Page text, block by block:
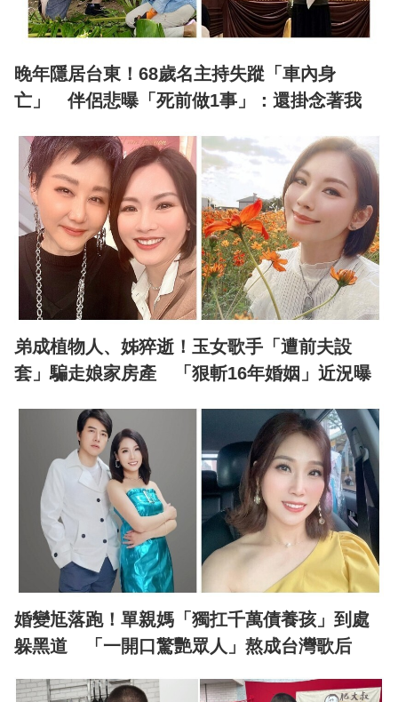
晚年隱居台東！68歲名主持失蹤「車內身
亡」 伴侶悲曝「死前做1事」：還掛念著我
弟成植物人、姊猝逝！玉女歌手「遭前夫設
套」騙走娘家房產 「狠斬16年婚姻」近況曝
婚變尪落跑！單親媽「獨扛千萬債養孩」到處
躲黑道 「一開口驚艷眾人」熬成台灣歌后